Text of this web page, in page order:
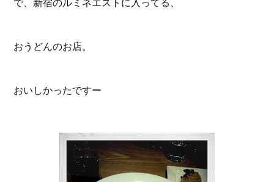
おうどんのお店。
おいしかったですー